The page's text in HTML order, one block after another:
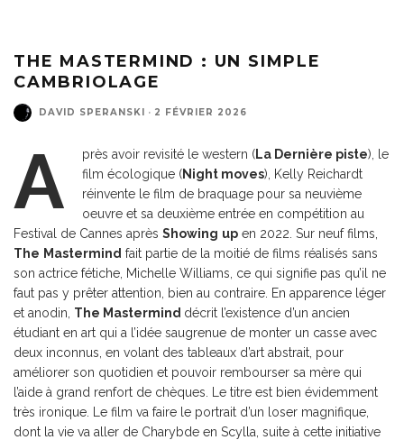
THE MASTERMIND : UN SIMPLE
CAMBRIOLAGE
DAVID SPERANSKI · 2 FÉVRIER 2026
A près avoir revisité le western (La Dernière piste), le
film écologique (Night moves), Kelly Reichardt
réinvente le film de braquage pour sa neuvième
oeuvre et sa deuxième entrée en compétition au
Festival de Cannes après Showing up en 2022. Sur neuf films,
The Mastermind fait partie de la moitié de films réalisés sans
son actrice fétiche, Michelle Williams, ce qui signifie pas qu’il ne
faut pas y prêter attention, bien au contraire. En apparence léger
et anodin, The Mastermind décrit l’existence d’un ancien
étudiant en art qui a l’idée saugrenue de monter un casse avec
deux inconnus, en volant des tableaux d’art abstrait, pour
améliorer son quotidien et pouvoir rembourser sa mère qui
l’aide à grand renfort de chèques. Le titre est bien évidemment
très ironique. Le film va faire le portrait d’un loser magnifique,
dont la vie va aller de Charybde en Scylla, suite à cette initiative